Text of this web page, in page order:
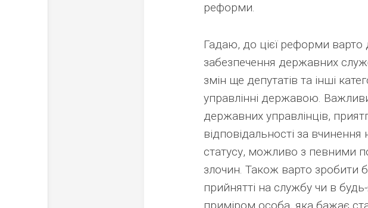
реформи.
Гадаю, до цієї реформи
забезпечення державних
змін ще депутатів та інші
управлінні державою.
державних управлінців,
відповідальності за
статусу, можливо з певними
злочин. Також варто зробити
прийнятті на службу чи в